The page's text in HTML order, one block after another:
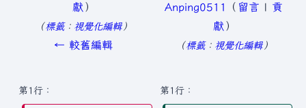
獻 ）
要
標籤： 視覺化編輯
← 較舊編輯
Anping0511
（ 留言 | 貢
獻 ）
摘
標籤： 視覺化編輯
第1行： 第1行：